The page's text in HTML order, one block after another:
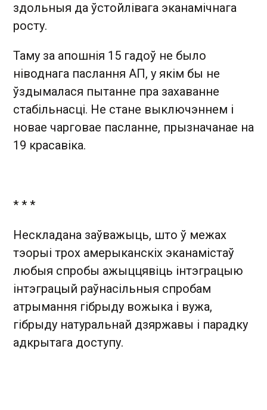
здольныя да ўстойлівага эканамічнага
росту.
Таму за апошнія 15 гадоў не было
ніводнага паслання АП, у якім бы не
ўздымалася пытанне пра захаванне
стабільнасці. Не стане выключэннем і
новае чарговае пасланне, прызначанае на
19 красавіка.
* * *
Нескладана заўважыць, што ў межах
тэорыі трох амерыканскіх эканамістаў
любыя спробы ажыццявіць інтэграцыю
інтэграцый раўнасільныя спробам
атрымання гібрыду вожыка і вужа,
гібрыду натуральнай дзяржавы і парадку
адкрытага доступу.